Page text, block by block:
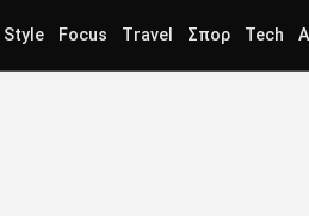
Style Focus Travel Σπορ Tech